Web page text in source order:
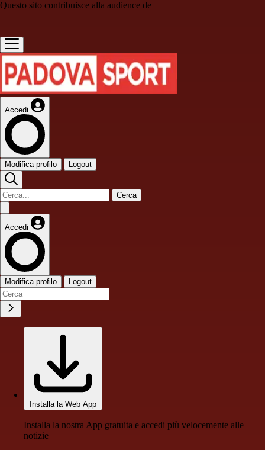
Questo sito contribuisce alla audience de
Accedi
Modifica profilo Logout
Cerca
Accedi
Modifica profilo Logout
Installa la Web App
Installa la nostra App gratuita e accedi più velocemente alle
notizie